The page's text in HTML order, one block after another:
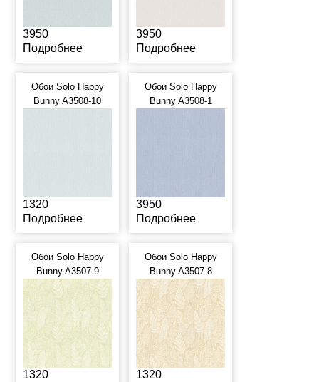
3950
Подробнее
3950
Подробнее
Обои Solo Happy
Bunny A3508-10
1320
Подробнее
Обои Solo Happy
Bunny A3508-1
3950
Подробнее
Обои Solo Happy
Bunny A3507-9
1320
Обои Solo Happy
Bunny A3507-8
1320